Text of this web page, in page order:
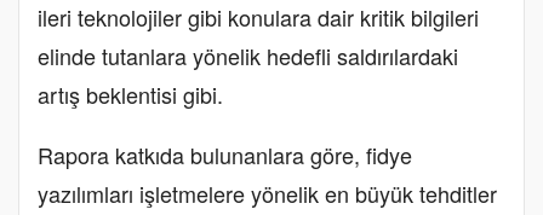
ileri teknolojiler gibi konulara dair kritik bilgileri
elinde tutanlara yönelik hedefli saldırılardaki
artış beklentisi gibi.
Rapora katkıda bulunanlara göre, fidye
yazılımları işletmelere yönelik en büyük tehditler